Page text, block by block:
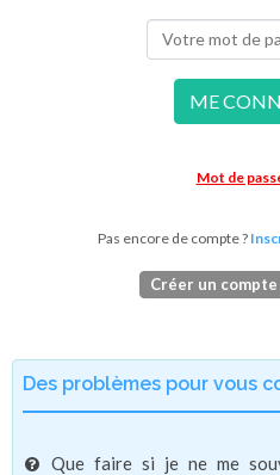
ME
Mot de
Pas encore de compte ?
Créer un
Des problèmes pour vous
Que faire si je ne me